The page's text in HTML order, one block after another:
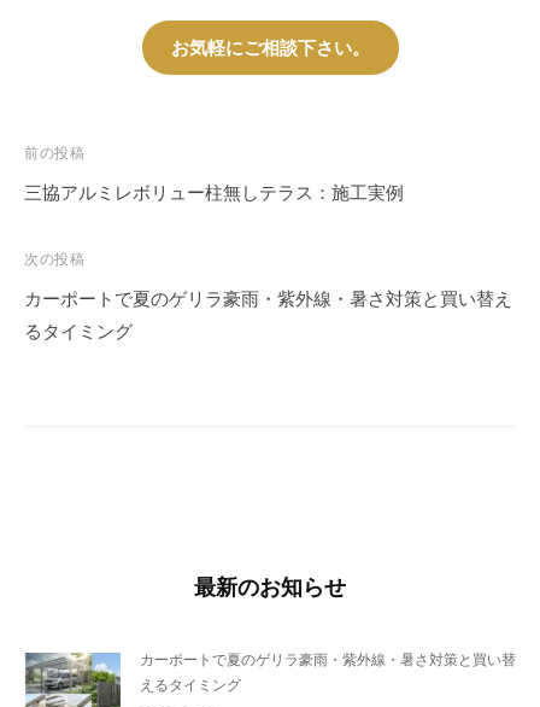
お気軽にご相談下さい。
投
稿
ビ
前の投稿
三協アルミレボリュー柱無しテラス：施工実例
次の投稿
カーポートで夏のゲリラ豪雨・紫外線・暑さ対策と買い替え
るタイミング
最新のお知らせ
カーポートで夏のゲリラ豪雨・紫外線・暑さ対策と買い替
えるタイミング